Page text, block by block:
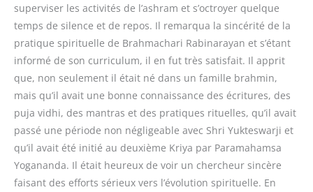
superviser les activités de l’ashram et s’octroyer quelque
temps de silence et de repos. Il remarqua la sincérité de la
pratique spirituelle de Brahmachari Rabinarayan et s’étant
informé de son curriculum, il en fut très satisfait. Il apprit
que, non seulement il était né dans un famille brahmin,
mais qu’il avait une bonne connaissance des écritures, des
puja vidhi, des mantras et des pratiques rituelles, qu’il avait
passé une période non négligeable avec Shri Yukteswarji et
qu’il avait été initié au deuxième Kriya par Paramahamsa
Yogananda. Il était heureux de voir un chercheur sincère
faisant des efforts sérieux vers l’évolution spirituelle. En